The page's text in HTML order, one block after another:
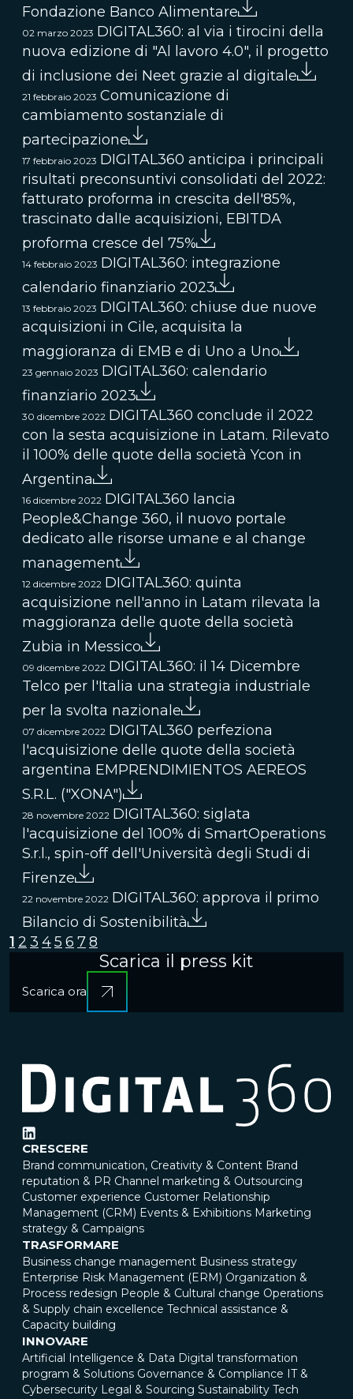
Fondazione Banco Alimentare
02 marzo 2023 DIGITAL360: al via i tirocini della
nuova edizione di "Al lavoro 4.0", il progetto
di inclusione dei Neet grazie al digitale
21 febbraio 2023 Comunicazione di
cambiamento sostanziale di
partecipazione
17 febbraio 2023 DIGITAL360 anticipa i principali
risultati preconsuntivi consolidati del 2022:
fatturato proforma in crescita dell'85%,
trascinato dalIe acquisizioni, EBITDA
proforma cresce del 75%
14 febbraio 2023 DIGITAL360: integrazione
calendario finanziario 2023
13 febbraio 2023 DIGITAL360: chiuse due nuove
acquisizioni in Cile, acquisita la
maggioranza di EMB e di Uno a Uno
23 gennaio 2023 DIGITAL360: calendario
finanziario 2023
30 dicembre 2022 DIGITAL360 conclude il 2022
con la sesta acquisizione in Latam. Rilevato
il 100% delle quote della società Ycon in
Argentina
16 dicembre 2022 DIGITAL360 lancia
People&Change 360, il nuovo portale
dedicato alle risorse umane e al change
management
12 dicembre 2022 DIGITAL360: quinta
acquisizione nell'anno in Latam rilevata la
maggioranza delle quote della società
Zubia in Messico
09 dicembre 2022 DIGITAL360: il 14 Dicembre
Telco per l'Italia una strategia industriale
per la svolta nazionale
07 dicembre 2022 DIGITAL360 perfeziona
l'acquisizione delle quote della società
argentina EMPRENDIMIENTOS AEREOS
S.R.L. ("XONA")
28 novembre 2022 DIGITAL360: siglata
l'acquisizione del 100% di SmartOperations
S.r.l., spin-off dell'Università degli Studi di
Firenze
22 novembre 2022 DIGITAL360: approva il primo
Bilancio di Sostenibilità
1 2 3 45 6 78
Scarica il press kit
Scarica ora
CRESCERE
Brand communication, Creativity & Content Brand
reputation & PR Channel marketing & Outsourcing
Customer experience Customer Relationship
Management (CRM) Events & Exhibitions Marketing
strategy & Campaigns
TRASFORMARE
Business change management Business strategy
Enterprise Risk Management (ERM) Organization &
Process redesign People & Cultural change Operations
& Supply chain excellence Technical assistance &
Capacity building
INNOVARE
Artificial Intelligence & Data Digital transformation
program & Solutions Governance & Compliance IT &
Cybersecurity Legal & Sourcing Sustainability Tech